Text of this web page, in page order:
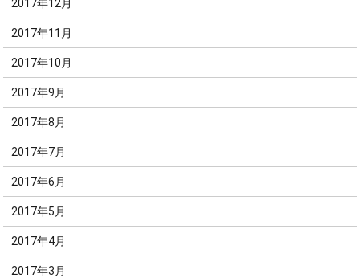
2017年12月
2017年11月
2017年10月
2017年9月
2017年8月
2017年7月
2017年6月
2017年5月
2017年4月
2017年3月